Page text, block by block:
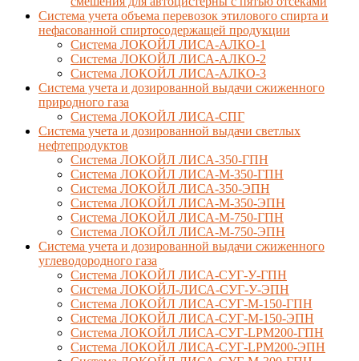
Система учета объема перевозок этилового спирта и
нефасованной спиртосодержащей продукции
Система ЛОКОЙЛ ЛИСА-AЛКО-1
Система ЛОКОЙЛ ЛИСА-АЛКО-2
Система ЛОКОЙЛ ЛИСА-АЛКО-3
Система учета и дозированной выдачи сжиженного
природного газа
Система ЛОКОЙЛ ЛИСА-СПГ
Система учета и дозированной выдачи светлых
нефтепродуктов
Система ЛОКОЙЛ ЛИСА-350-ГПН
Система ЛОКОЙЛ ЛИСА-М-350-ГПН
Система ЛОКОЙЛ ЛИСА-350-ЭПН
Система ЛОКОЙЛ ЛИСА-М-350-ЭПН
Система ЛОКОЙЛ ЛИСА-М-750-ГПН
Система ЛОКОЙЛ ЛИСА-М-750-ЭПН
Система учета и дозированной выдачи сжиженного
углеводородного газа
Система ЛОКОЙЛ ЛИСА-СУГ-У-ГПН
Система ЛОКОЙЛ-ЛИСА-СУГ-У-ЭПН
Система ЛОКОЙЛ ЛИСА-СУГ-М-150-ГПН
Система ЛОКОЙЛ ЛИСА-СУГ-М-150-ЭПН
Система ЛОКОЙЛ ЛИСА-СУГ-LPM200-ГПН
Система ЛОКОЙЛ ЛИСА-СУГ-LPM200-ЭПН